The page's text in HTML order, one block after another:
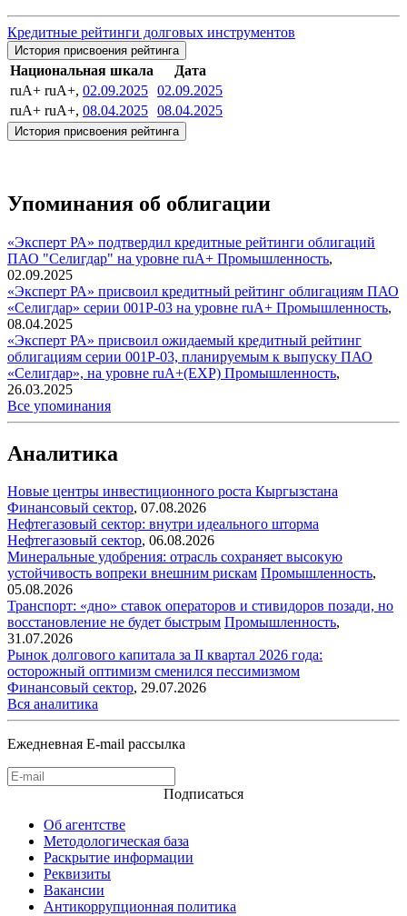
Кредитные рейтинги долговых инструментов
История присвоения рейтинга
Национальная шкала
Дата
ruA+ ruA+, 02.09.2025 02.09.2025
ruA+ ruA+, 08.04.2025 08.04.2025
История присвоения рейтинга
Упоминания об облигации
«Эксперт РА» подтвердил кредитные рейтинги облигаций
ПАО "Селигдар" на уровне ruA+ Промышленность,
02.09.2025
«Эксперт РА» присвоил кредитный рейтинг облигациям ПАО
«Селигдар» серии 001Р-03 на уровне ruA+ Промышленность,
08.04.2025
«Эксперт РА» присвоил ожидаемый кредитный рейтинг
облигациям серии 001Р-03, планируемым к выпуску ПАО
«Селигдар», на уровне ruA+(EXP) Промышленность,
26.03.2025
Все упоминания
Аналитика
Новые центры инвестиционного роста Кыргызстана
Финансовый сектор, 07.08.2026
Нефтегазовый сектор: внутри идеального шторма
Нефтегазовый сектор, 06.08.2026
Минеральные удобрения: отрасль сохраняет высокую
устойчивость вопреки внешним рискам Промышленность,
05.08.2026
Транспорт: «дно» ставок операторов и стивидоров позади, но
восстановление не будет быстрым Промышленность,
31.07.2026
Рынок долгового капитала за II квартал 2026 года:
осторожный оптимизм сменился пессимизмом
Финансовый сектор, 29.07.2026
Вся аналитика
Ежедневная E-mail рассылка
Подписаться
Об агентстве
Методологическая база
Раскрытие информации
Реквизиты
Вакансии
Антикоррупционная политика